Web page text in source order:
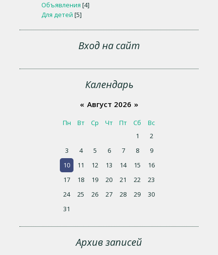
Объявления [4]
Для детей [5]
Вход на сайт
Календарь
« Август 2026 »
Пн Вт Ср Чт Пт Сб
Вс
1
2
3
4 5 6 7 8
9
10
11 12 13 14 15
16
17
18 19 20 21 22
23
24
25 26 27 28 29
30
31
Архив записей